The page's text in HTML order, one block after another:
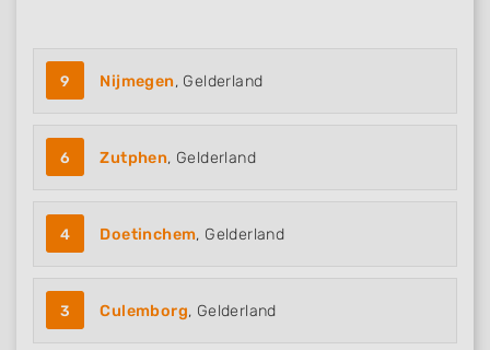
9 Nijmegen, Gelderland
6 Zutphen, Gelderland
4 Doetinchem, Gelderland
3 Culemborg, Gelderland